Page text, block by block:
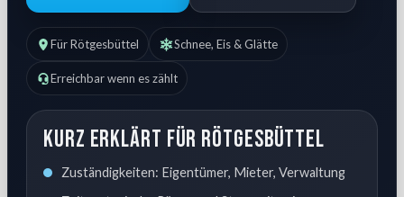
Für Rötgesbüttel Schnee, Eis & Glätte
Erreichbar wenn es zählt
Kurz erklärt für Rötgesbüttel
Zuständigkeiten: Eigentümer, Mieter, Verwaltung